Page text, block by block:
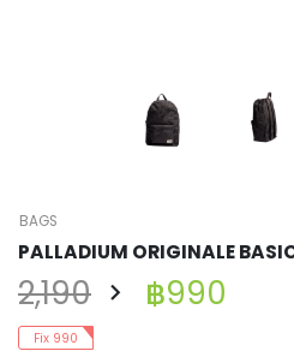
BAGS
PALLADIUM ORIGINALE
2,190 ฿990
Fix 990